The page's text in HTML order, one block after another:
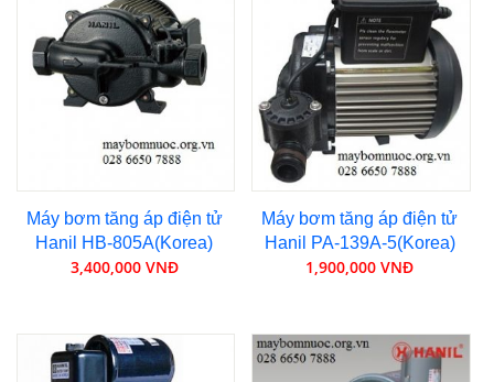
Máy bơm tăng áp điện tử
Hanil HB-805A(Korea)
3,400,000 VNĐ
Máy bơm tăng áp điện tử
Hanil PA-139A-5(Korea)
1,900,000 VNĐ